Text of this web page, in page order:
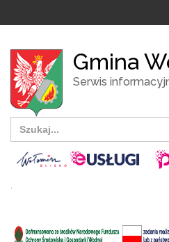
Gmina
Serwis
Search
for: